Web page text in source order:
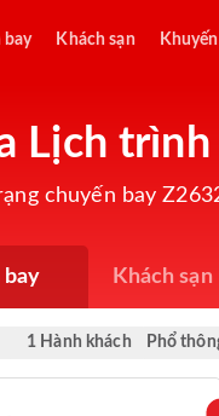
bay Khách sạn
Lịch
chuyến bay
bay Khách sạn
1 Hành khách Phổ